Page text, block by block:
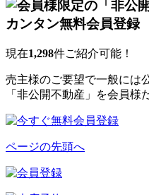
現在1,298件ご紹介可能！
売主様のご要望で一般には
「非公開不動産」を会員様
ページの先頭へ